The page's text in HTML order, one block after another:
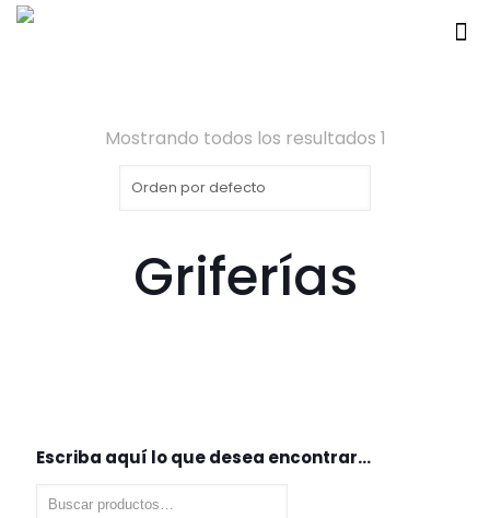
Mostrando todos los resultados 1
Griferías
Escriba aquí lo que desea encontrar…